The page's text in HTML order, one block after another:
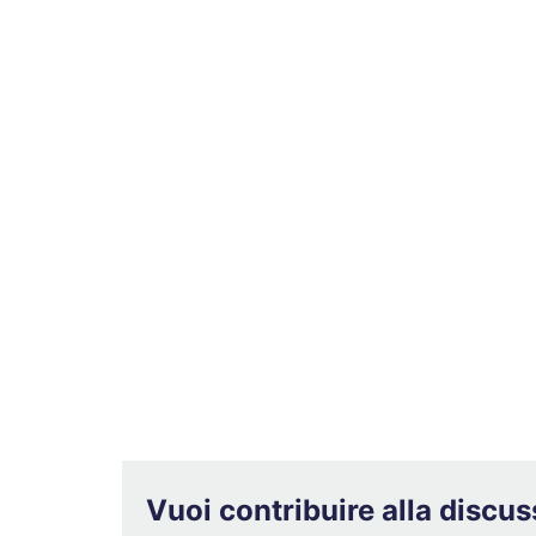
Vuoi contribuire alla